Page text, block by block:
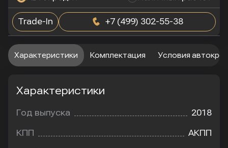
Trade-In +7 (499) 302-55-38
Характеристики Комплектация Условия
Характеристики
Год выпуска 2018
КПП АКПП